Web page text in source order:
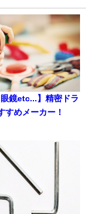
鏡etc...】精密ドラ
すめメーカー！